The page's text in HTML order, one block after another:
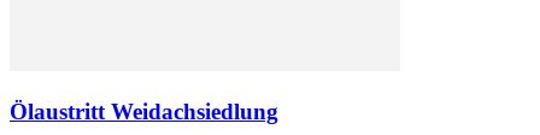
Ölaustritt Weidachsiedlung